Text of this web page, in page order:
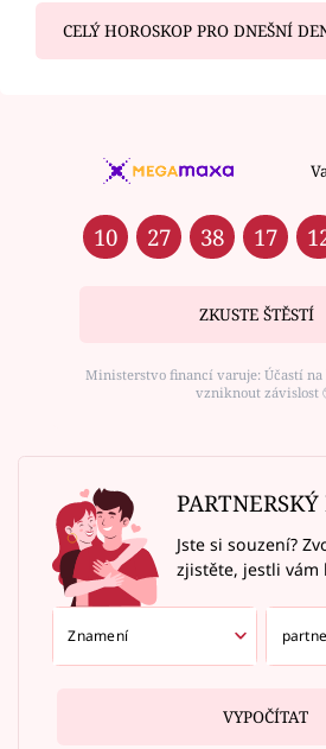
CELÝ HOROSKOP PRO DNEŠNÍ
10 27 38 17
ZKUSTE ŠTĚSTÍ
Ministerstvo financí varuje: Účastí
vzniknout závislost
Jste si souzení?
zjistěte, jestli vám
VYPOČÍTAT